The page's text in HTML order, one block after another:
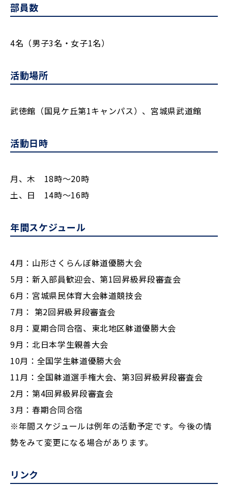
部員数
4名（男子3名・女子1名）
活動場所
武徳館（国見ケ丘第1キャンパス）、宮城県武道館
活動日時
月、木 18時～20時
土、日 14時～16時
年間スケジュール
4月：山形さくらんぼ躰道優勝大会
5月：新入部員歓迎会、第1回昇級昇段審査会
6月：宮城県民体育大会躰道競技会
7月： 第2回昇級昇段審査会
8月：夏期合同合宿、東北地区躰道優勝大会
9月：北日本学生親善大会
10月：全国学生躰道優勝大会
11月：全国躰道選手権大会、第3回昇級昇段審査会
2月：第4回昇級昇段審査会
3月：春期合同合宿
※年間スケジュールは例年の活動予定です。今後の情
勢をみて変更になる場合があります。
リンク